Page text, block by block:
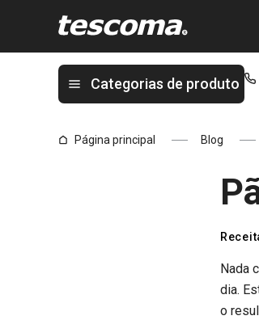
Categorias de produto
Página principal Blog
Nada
dia.
o